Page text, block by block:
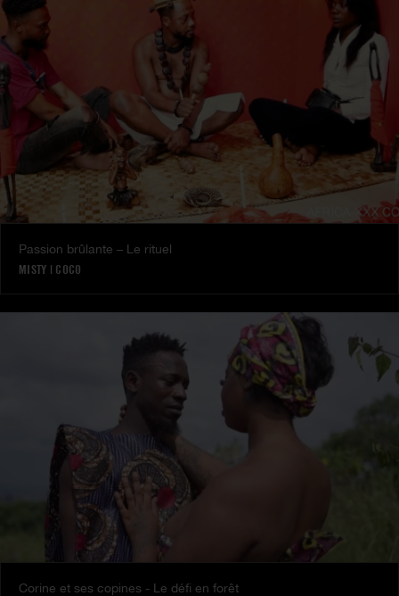
Passion brûlante – Le rituel
MISTY | COCO
Corine et ses copines - Le défi en forêt